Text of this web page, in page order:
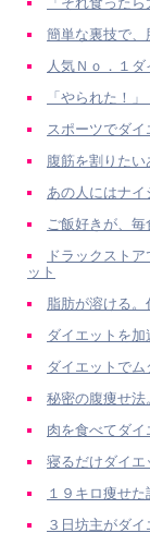
簡単な裏技で、
人気Ｎｏ．１
「やられた！
スポーツでダ
腹筋を割りた
あの人にはナイ
ご飯好きが、
ドラックスト
ット
脂肪が溶ける
ダイエットを
ダイエットで
秘密の腹痩せ法
肉を食べてダ
寝るだけダイ
１９キロ痩せ
３日坊主がダ